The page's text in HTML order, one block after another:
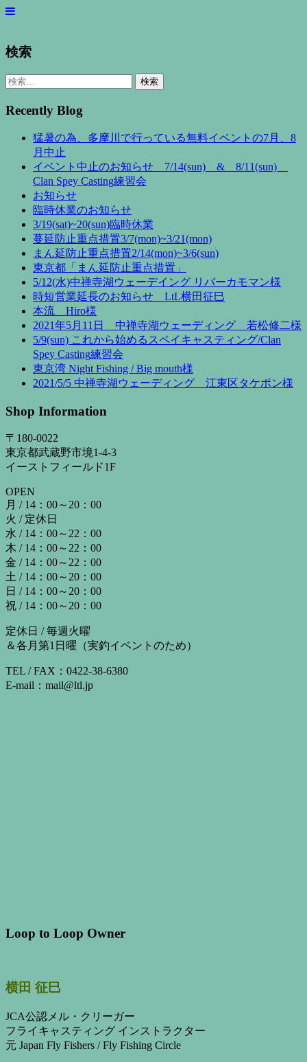
検索
検
Recently Blog
猛暑の為、多摩川で行っている無料イベントの7月、8
月中止
イベント中止のお知らせ 7/14(sun) & 8/11(sun)
Clan Spey Casting練習会
お知らせ
臨時休業のお知らせ
3/19(sat)~20(sun)臨時休業
蔓延防止重点措置3/7(mon)~3/21(mon)
まん延防止重点措置2/14(mon)~3/6(sun)
東京都「まん延防止重点措置」
5/12(水)中禅寺湖ウェーデイング リバーカモマン様
時短営業延長のお知らせ LtL横田征巳
本流 Hiro様
2021年5月11日 中禅寺湖ウェーディング 若松修二様
5/9(sun) これから始めるスペイキャスティング/Clan
Spey Casting練習会
東京湾 Night Fishing / Big mouth様
2021/5/5 中禅寺湖ウェーディング 江東区タケポン様
Shop Information
〒180-0022
東京都武蔵野市境1-4-3
イーストフィールド1F
OPEN
月 / 14：00～20：00
火 / 定休日
水 / 14：00～22：00
木 / 14：00～22：00
金 / 14：00～22：00
土 / 14：00～20：00
日 / 14：00～20：00
祝 / 14：00～20：00
定休日 / 毎週火曜
＆各月第1日曜（実釣イベントのため）
TEL / FAX：0422-38-6380
E-mail：mail@ltl.jp
Loop to Loop Owner
横田 征巳
JCA公認メル・クリーガー
フライキャスティング インストラクター
元 Japan Fly Fishers / Fly Fishing Circle